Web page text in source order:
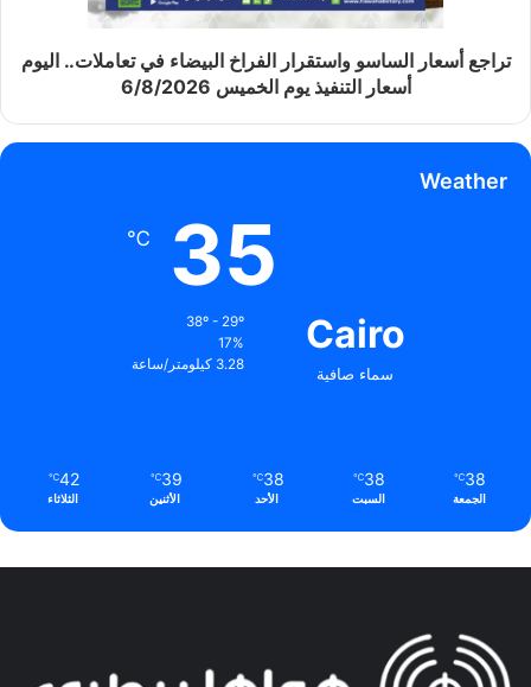
تراجع أسعار الساسو واستقرار الفراخ البيضاء في تعاملات.. اليوم
أسعار التنفيذ يوم الخميس 6/8/2026
Weather
Cairo
سماء صافية
35
℃
38º - 29º
17%
3.28 كيلومتر/ساعة
38
℃
الجمعة
38
℃
السبت
38
℃
الأحد
39
℃
الأثنين
42
℃
الثلاثاء